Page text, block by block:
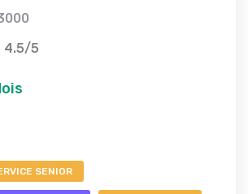
4.5/5
SENIOR